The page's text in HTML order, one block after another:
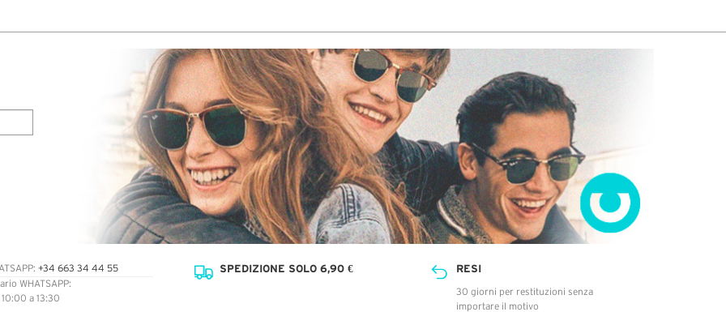
+34 663 34 44 55
WHATSAPP:
10:00 a 13:30
SPEDIZIONE SOLO 6,90 € RESI
30 giorni per restituzioni senza
importare il motivo